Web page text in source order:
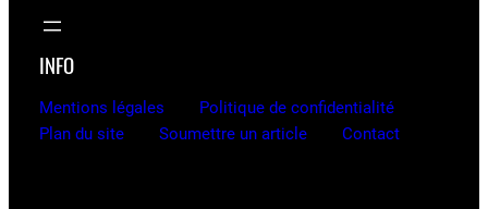
INFO
Mentions légales
Politique de confidentialité
Plan du site
Soumettre un article Contact